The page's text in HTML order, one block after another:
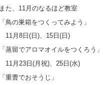
また、11月のなるほど教室
「鳥の巣箱をつくってみよう」
11月8日(日)、15日(日)
「蒸留でアロマオイルをつくろう」
11月23日(月祝)、25日(水)
「重曹でおそうじ」